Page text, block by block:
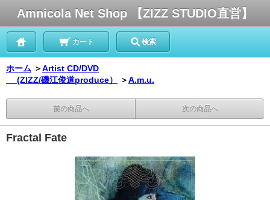
Amnicola Net Shop 【ZIZZ STUDIO直営】
カート 検索
ホーム ＞Artist CD/DVD
(ZIZZ/磯江俊道produce）
＞A.m.u.
前の商品へ 次の商品へ
Fractal Fate